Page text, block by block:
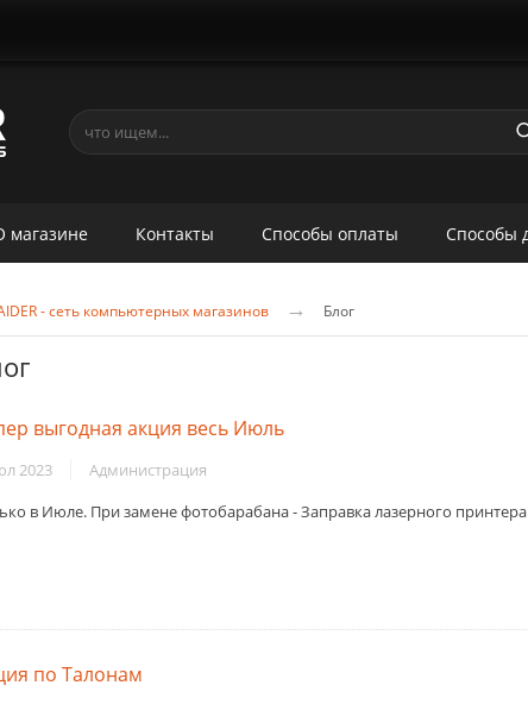
магазине Контакты Способы оплаты Способы
- сеть компьютерных магазинов → Блог
выгодная акция весь Июль
2023
Администрация
в Июле. При замене фотобарабана - Заправка лазерного
по Талонам